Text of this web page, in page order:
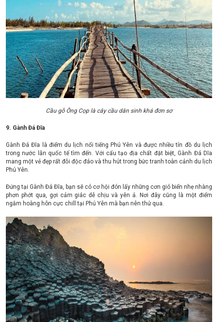
Cầu gỗ Ông Cọp là cây cầu dân sinh khá đơn sơ
9. Gành Đá Đĩa
Gành Đá Đĩa là điểm du lịch nổi tiếng Phú Yên và được nhiều tín đồ du lịch
trong nước lẫn quốc tế tìm đến. Với cấu tạo địa chất đặt biệt, Gành Đá Dĩa
mang một vẻ đẹp rất đỗi độc đáo và thu hút trong bức tranh toàn cảnh du lịch
Phú Yên.
Đứng tại Gành Đá Đĩa, bạn sẽ có cơ hội đón lấy những cơn gió biển nhẹ nhàng
phơn phớt qua, gợi cảm giác dễ chịu và yên ả. Nơi đây cũng là một điểm
ngắm hoàng hôn cực chill tại Phú Yên mà bạn nên thử qua.